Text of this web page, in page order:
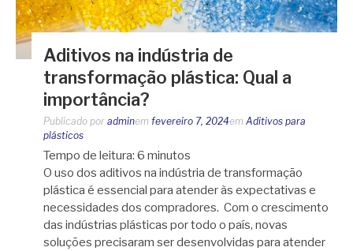
Aditivos na indústria de
transformação plástica: Qual a
importância?
Publicado por adminem fevereiro 7, 2024em Aditivos para
plásticos
Tempo de leitura: 6 minutos
O uso dos aditivos na indústria de transformação
plástica é essencial para atender às expectativas e
necessidades dos compradores. Com o crescimento
das indústrias plásticas por todo o país, novas
soluções precisaram ser desenvolvidas para atender